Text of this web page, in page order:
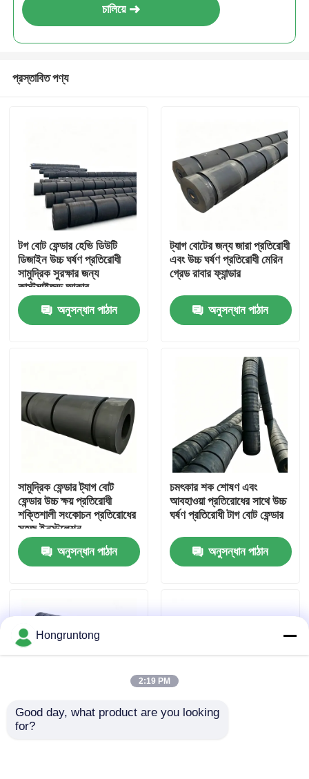
পণ্য
আমাদের সম্পর্কে
কারখানা ভ্রমণ
উদ্ধৃতির জন্য আবেদন
ইয়োকোহামা রাবার ফেন্ডার
চালিয়ে
প্রস্তাবিত পণ্য
টগ বোট ফেন্ডার হেভি ডিউটি
ডিজাইন উচ্চ ঘর্ষণ প্রতিরোধী
সামুদ্রিক সুরক্ষার জন্য
কাস্টমাইজড আকার
অনুসন্ধান পাঠান
ট্যাগ বোটের জন্য জারা প্রতিরোধী
এবং উচ্চ ঘর্ষণ প্রতিরোধী মেরিন
গ্রেড রাবার ফ্যান্ডার
অনুসন্ধান পাঠান
সামুদ্রিক ফেন্ডার ট্যাগ বোট
ফেন্ডার উচ্চ ক্ষয় প্রতিরোধী
শক্তিশালী সংকোচন প্রতিরোধের
সহজ ইনস্টলেশন
অনুসন্ধান পাঠান
চমৎকার শক শোষণ এবং
আবহাওয়া প্রতিরোধের সাথে উচ্চ
ঘর্ষণ প্রতিরোধী টাগ বোট ফেন্ডার
অনুসন্ধান পাঠান
উচ্চ প্রভাব প্রতিরোধের সঙ্গে
Hongruntong
2:19 PM
Good day, what product are you looking
for?